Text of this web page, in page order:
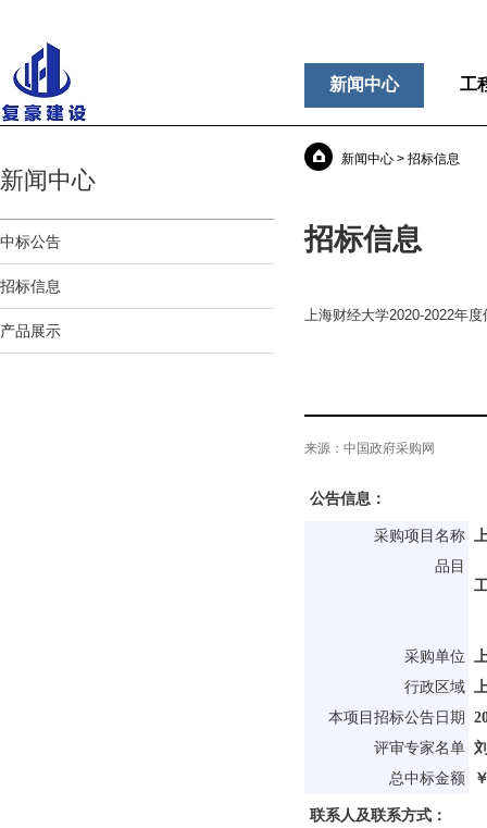
工
新闻中心
新闻中心
中标公告
招标信息
产品展示
新闻中心 > 招标信息
招标信息
上海财经大学2020-2022年
来源： 中国政府采购网
公告信息：
采购项目名称
品目
采购单位
行政区域
本项目招标公告日期
评审专家名单
总中标金额
联系人及联系方式：